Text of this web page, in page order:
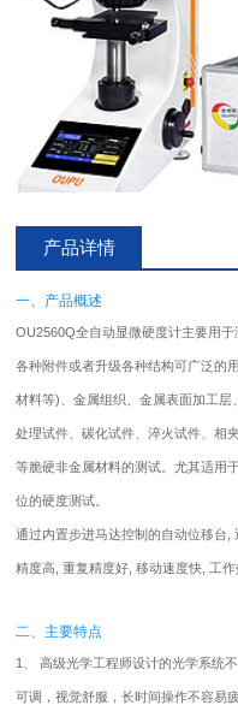
产品详情
一、产品概述
OU2560Q全自动显微硬度计主要用
各种附件或者升级各种结构可广泛的
材料等)、金属组织、金属表面加工
处理试件、碳化试件、淬火试件、相
等脆硬非金属材料的测试。尤其适用
位的硬度测试。
通过内置步进马达控制的自动位移台,
精度高, 重复精度好, 移动速度快, 工作
二、主要特点
1、 高级光学工程师设计的光学系统
可调，视觉舒服，长时间操作不容易疲